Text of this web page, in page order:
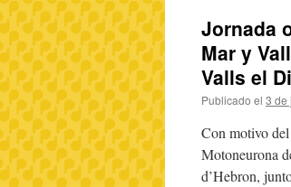
Jornada
Mar y
Valls el
Publicado el 3 de
Con motivo
Motoneurona
d’Hebron,